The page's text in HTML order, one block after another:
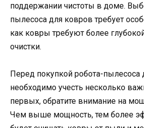
поддержании чистоты в доме.
пылесоса для ковров требует
как ковры требуют более
очистки.
Перед покупкой робота-пылесоса
необходимо учесть несколько
первых, обратите внимание на
Чем выше мощность, тем более